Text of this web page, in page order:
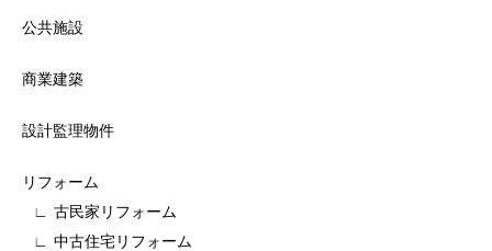
公共施設
商業建築
設計監理物件
リフォーム
古民家リフォーム
中古住宅リフォーム